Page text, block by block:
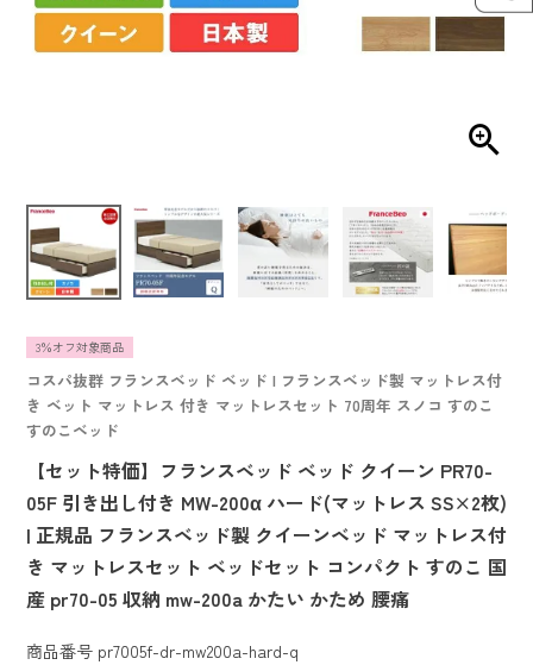
3％オフ対象商品
コスパ抜群 フランスベッド ベッド | フランスベッド製 マットレス付
き ベット マットレス 付き マットレスセット 70周年 スノコ すのこ
すのこベッド
【セット特価】フランスベッド ベッド クイーン PR70-
05F 引き出し付き MW-200α ハード(マットレス SS×2枚)
| 正規品 フランスベッド製 クイーンベッド マットレス付
き マットレスセット ベッドセット コンパクト すのこ 国
産 pr70-05 収納 mw-200a かたい かため 腰痛
商品番号 pr7005f-dr-mw200a-hard-q